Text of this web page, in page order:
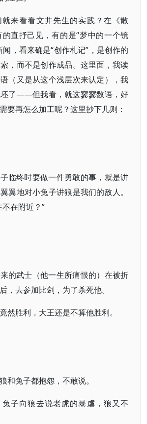
来看看文井先生的实践？在《散
直抒己见，有的是“梦中的一个镜
，看来确是“创作札记”，是创作的
，而不是创作成品。这里面，我读
（又是从这个浅层次来认定），我
了——但我看，就这寥寥数语，好
要再怎么加工呢？这里抄下几则：
临终时要做一件勇敢的事，就是讲
翼地对小兔子讲狼是我们的敌人。
在附近？”
的武士（他一生所痛恨的）在被折
，去参加比剑，为了杀死他。
然胜利，大王还是不算他胜利。
和兔子都抱怨，不敢说。
子向狼去说老虎的暴虐，狼又不